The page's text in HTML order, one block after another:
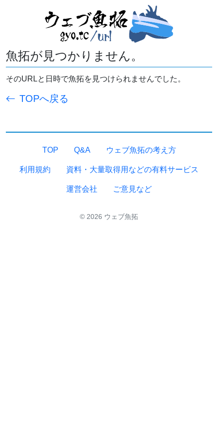
魚拓が見つかりません。
そのURLと日時で魚拓を見つけられませんでした。
TOPへ戻る
TOP Q&A ウェブ魚拓の考え方
利用規約 資料・大量取得用などの有料サービス
運営会社 ご意見など
© 2026 ウェブ魚拓